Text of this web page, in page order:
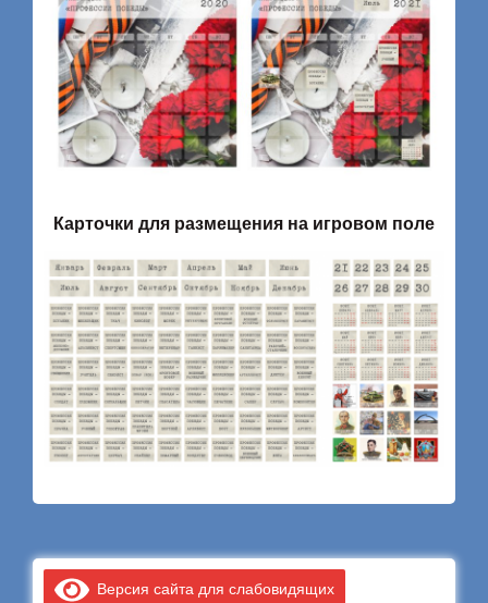
Карточки для размещения на игровом поле
Версия сайта для слабовидящих